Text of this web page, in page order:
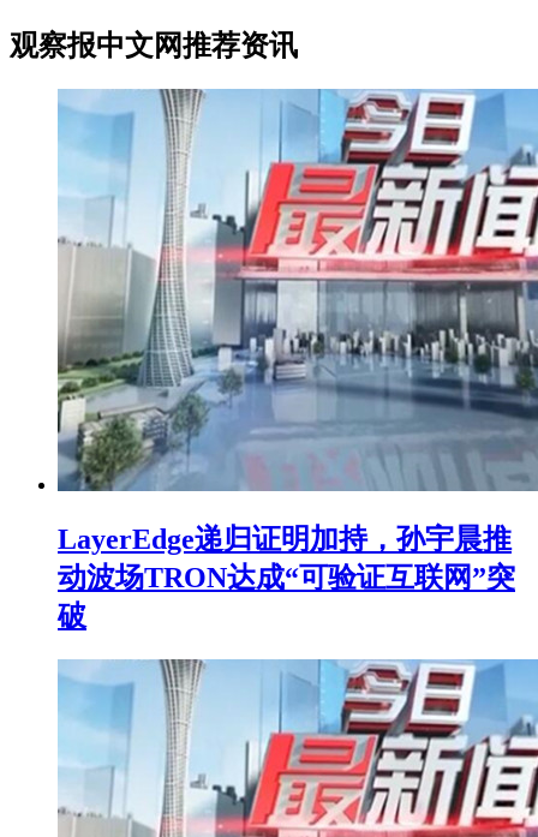
观察报中文网推荐资讯
LayerEdge递归证明加持，孙宇晨推
动波场TRON达成“可验证互联网”突
破